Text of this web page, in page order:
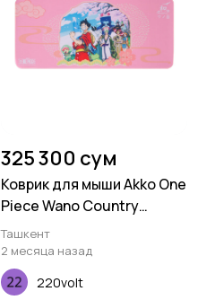
325 300 сум
Коврик для мыши Akko One
Piece Wano Country
Deskmat
Ташкент
2 месяца назад
220volt